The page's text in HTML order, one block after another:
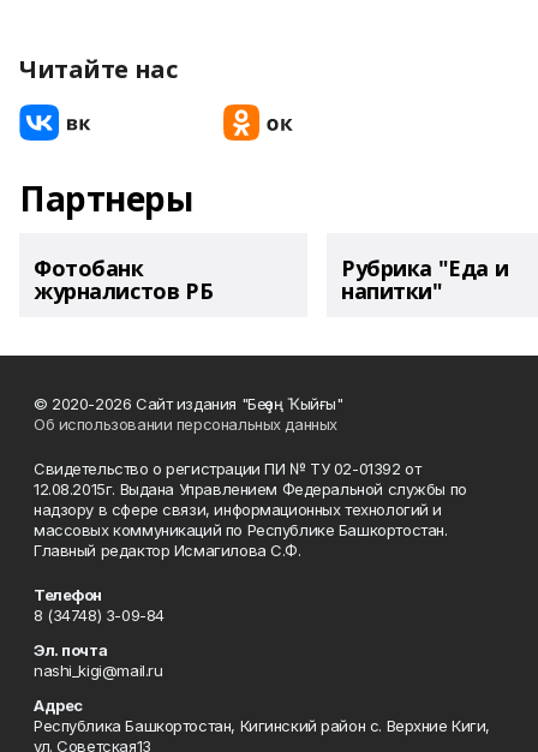
Читайте нас
Партнеры
Фотобанк
журналистов РБ
Рубрика "Еда и
напитки"
© 2020-2026 Сайт издания "Беҙҙең Ҡыйғы"
Об использовании персональных данных
Свидетельство о регистрации ПИ № ТУ 02-01392 от
12.08.2015г. Выдана Управлением Федеральной службы по
надзору в сфере связи, информационных технологий и
массовых коммуникаций по Республике Башкортостан.
Главный редактор Исмагилова С.Ф.
Телефон
8 (34748) 3-09-84
Эл. почта
nashi_kigi@mail.ru
Адрес
Республика Башкортостан, Кигинский район с. Верхние Киги,
ул. Советская13